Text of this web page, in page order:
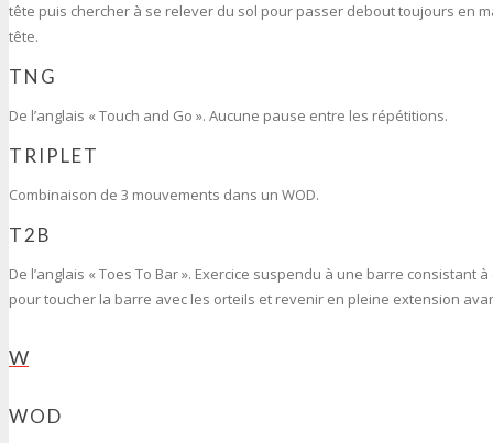
tête puis chercher à se relever du sol pour passer debout toujours en
tête.
TNG
De l’anglais « Touch and Go ». Aucune pause entre les répétitions.
TRIPLET
Combinaison de 3 mouvements dans un WOD.
T2B
De l’anglais « Toes To Bar ». Exercice suspendu à une barre
pour toucher la barre avec les orteils et revenir en pleine extension
W
WOD